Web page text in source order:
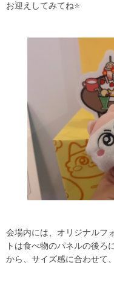
お迎えしてみてね⭐
会場内には、オリジナルフ
トは食べ物のパネルの後ろ
から、サイズ感に合わせて